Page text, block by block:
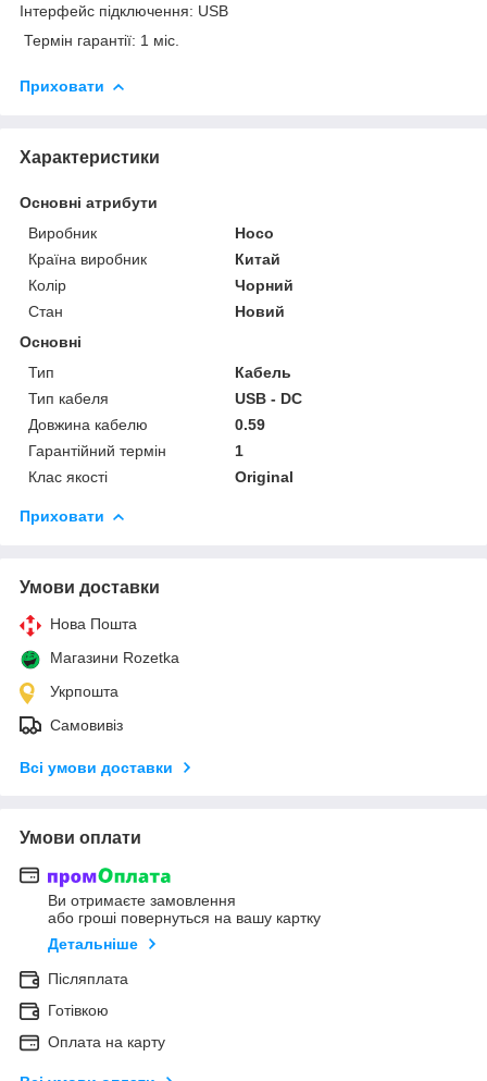
Інтерфейс підключення: USB
Термін гарантії: 1 міс.
Приховати
Характеристики
Основні атрибути
Виробник
Hoco
Країна виробник
Китай
Колір
Чорний
Стан
Новий
Основні
Тип
Кабель
Тип кабеля
USB - DC
Довжина кабелю
0.59
Гарантійний термін
1
Клас якості
Original
Приховати
Умови доставки
Нова Пошта
Магазини Rozetka
Укрпошта
Самовивіз
Всі умови доставки
Умови оплати
Ви отримаєте замовлення
або гроші повернуться на вашу картку
Детальніше
Післяплата
Готівкою
Оплата на карту